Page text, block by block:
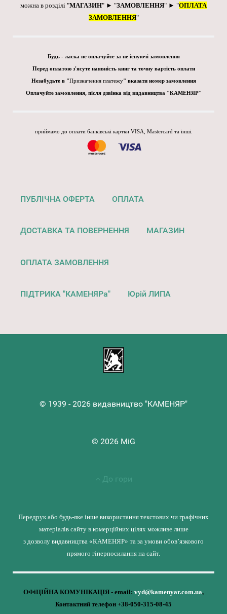
можна в розділі "МАГАЗИН" ► "ЗАМОВЛЕННЯ" ► "ОПЛАТА
ЗАМОВЛЕННЯ"
Будь - ласка не оплачуйте за не існуючі замовлення
Перед оплатою з'ясуте наявність книг та точну вартість оплати
Незабудьте в "Призначення платежу" вказати номер замовлення
Оплачуйте замовлення, після дзвінка від видавництва "КАМЕНЯР"
приймамо до оплати банківські картки VISA, Mastercard та інші.
ПУБЛІЧНА ОФЕРТА ОПЛАТА
ДОСТАВКА ТА ПОВЕРНЕННЯ МАГАЗИН
ОПЛАТА ЗАМОВЛЕННЯ
ПІДТРИКА "КАМЕНЯРа" Юрій ЛИПА
© 1939 - 2026 видавництво "КАМЕНЯР"
© 2026 MiG
До гори
Передрук або будь-яке інше використання текстових чи графічних
матеріалів сайту в комерційних цілях можливе лише
з дозволу видавництва «КАМЕНЯР» та за умови обов’язкового
прямого гіперпосилання на сайт.
ОФіЦІЙНА КОМУНІКАЦІЯ - email: vyd@kamenyar.com.ua,
Контактний телефон +38-050-315-08-45